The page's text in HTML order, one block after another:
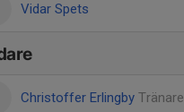
Vidar Spets
Christoffer Erlingby Tränare